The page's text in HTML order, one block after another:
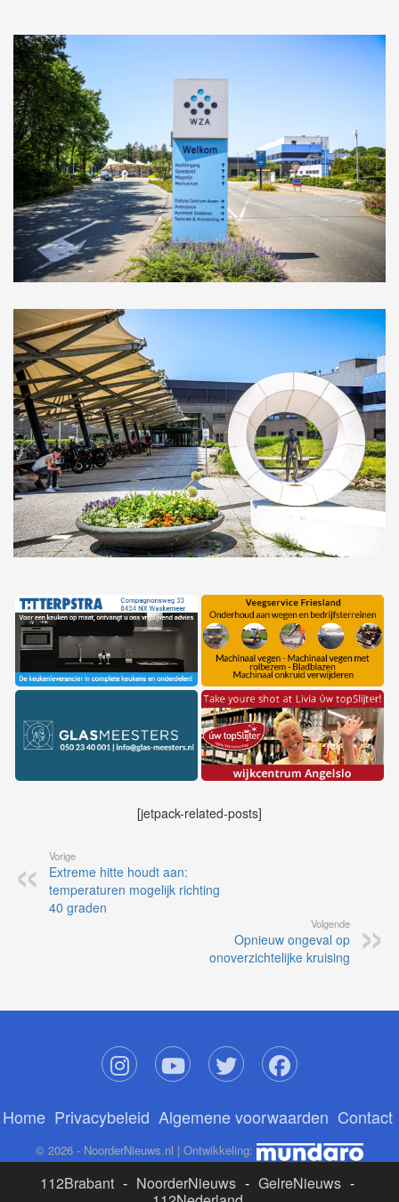
[jetpack-related-posts]
Vorige
Extreme hitte houdt aan:
temperaturen mogelijk richting
40 graden
Volgende
Opnieuw ongeval op
onoverzichtelijke kruising
Home Privacybeleid Algemene voorwaarden Contact
© 2026 - NoorderNieuws.nl | Ontwikkeling:
112Brabant - NoorderNieuws - GelreNieuws -